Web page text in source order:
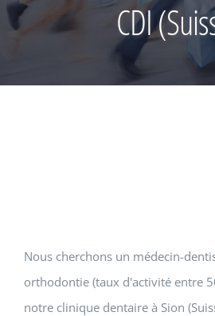
CDI
Nous cherchons un médecin-
orthodontie (taux d'activité entre
notre clinique dentaire à Sion